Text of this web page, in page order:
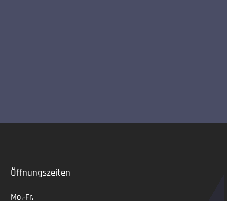
Öffnungszeiten
Mo.-Fr.